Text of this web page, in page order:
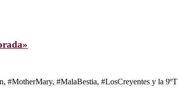
#MotherMary, #MalaBestia, #LosCreyentes y la 9ºT